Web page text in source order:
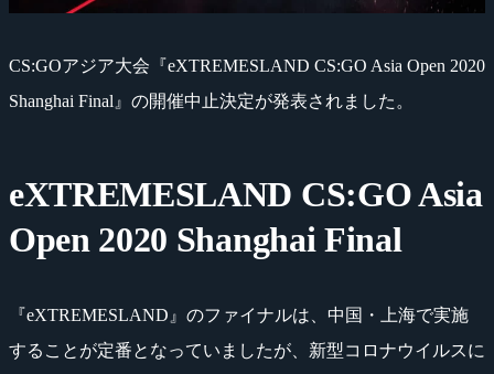
CS:GOアジア大会『eXTREMESLAND CS:GO Asia Open 2020
Shanghai Final』の開催中止決定が発表されました。
eXTREMESLAND CS:GO Asia
Open 2020 Shanghai Final
『eXTREMESLAND』のファイナルは、中国・上海で実施
することが定番となっていましたが、新型コロナウイルスに